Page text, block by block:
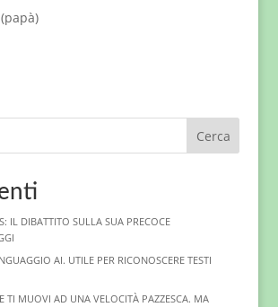
Cerca
IL DIBATTITO SULLA SUA PRECOCE
AI. UTILE PER RICONOSCERE TESTI
TI MUOVI AD UNA VELOCITÀ PAZZESCA. MA